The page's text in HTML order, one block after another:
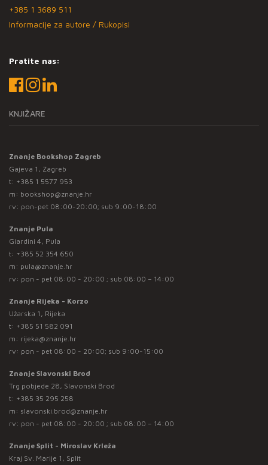
+385 1 3689 511
Informacije za autore / Rukopisi
Pratite nas:
KNJIŽARE
Znanje Bookshop Zagreb
Gajeva 1, Zagreb
t: +385 1 5577 953
m: bookshop@znanje.hr
rv: pon-pet 08:00-20:00; sub 9:00-18:00
Znanje Pula
Giardini 4, Pula
t: +385 52 354 650
m: pula@znanje.hr
rv: pon - pet 08:00 - 20:00 ; sub 08:00 – 14:00
Znanje Rijeka - Korzo
Užarska 1, Rijeka
t: +385 51 582 091
m: rijeka@znanje.hr
rv: pon - pet 08:00 - 20:00; sub 9:00-15:00
Znanje Slavonski Brod
Trg pobjede 28, Slavonski Brod
t: +385 35 295 258
m: slavonski.brod@znanje.hr
rv: pon - pet 08:00 - 20:00 ; sub 08:00 – 14:00
Znanje Split - Miroslav Krleža
Kraj Sv. Marije 1, Split